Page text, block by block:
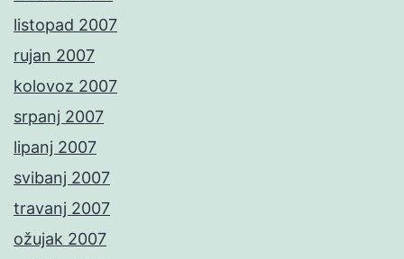
listopad 2007
rujan 2007
kolovoz 2007
srpanj 2007
lipanj 2007
svibanj 2007
travanj 2007
ožujak 2007